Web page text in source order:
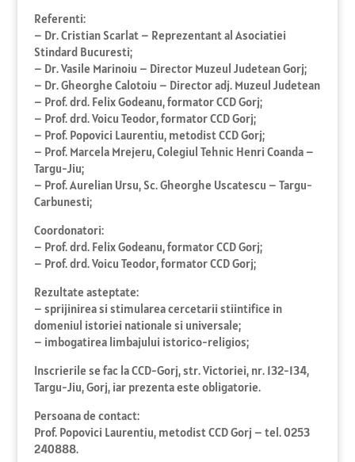
Referenti:
– Dr. Cristian Scarlat – Reprezentant al Asociatiei
Stindard Bucuresti;
– Dr. Vasile Marinoiu – Director Muzeul Judetean Gorj;
– Dr. Gheorghe Calotoiu – Director adj. Muzeul Judetean
– Prof. drd. Felix Godeanu, formator CCD Gorj;
– Prof. drd. Voicu Teodor, formator CCD Gorj;
– Prof. Popovici Laurentiu, metodist CCD Gorj;
– Prof. Marcela Mrejeru, Colegiul Tehnic Henri Coanda –
Targu-Jiu;
– Prof. Aurelian Ursu, Sc. Gheorghe Uscatescu – Targu-
Carbunesti;
Coordonatori:
– Prof. drd. Felix Godeanu, formator CCD Gorj;
– Prof. drd. Voicu Teodor, formator CCD Gorj;
Rezultate asteptate:
– sprijinirea si stimularea cercetarii stiintifice in
domeniul istoriei nationale si universale;
– imbogatirea limbajului istorico-religios;
Inscrierile se fac la CCD-Gorj, str. Victoriei, nr. 132-134,
Targu-Jiu, Gorj, iar prezenta este obligatorie.
Persoana de contact:
Prof. Popovici Laurentiu, metodist CCD Gorj – tel. 0253
240888.